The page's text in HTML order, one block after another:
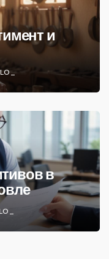
и
в